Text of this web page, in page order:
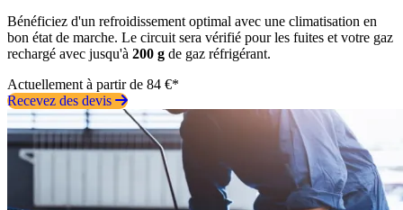
Bénéficiez d'un refroidissement optimal avec une climatisation en
bon état de marche. Le circuit sera vérifié pour les fuites et votre gaz
rechargé avec jusqu'à 200 g de gaz réfrigérant.
Actuellement à partir de 84 €*
Recevez des devis